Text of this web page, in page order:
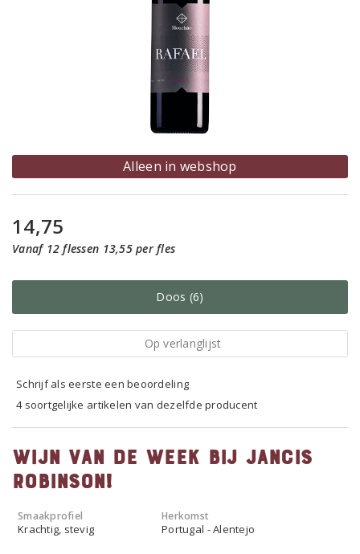
Alleen in webshop
14,75
Vanaf 12 flessen 13,55 per fles
Doos (6)
Op verlanglijst
Schrijf als eerste een beoordeling
4 soortgelijke artikelen van dezelfde producent
Wijn van de Week bij Jancis
Robinson!
Smaakprofiel
Krachtig, stevig
Herkomst
Portugal - Alentejo